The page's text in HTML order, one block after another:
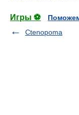
Игры ⚽
Ctenopoma